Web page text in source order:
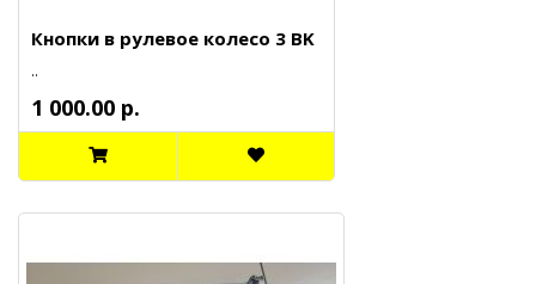
Кнопки в рулевое колесо 3 BK
..
1 000.00 р.